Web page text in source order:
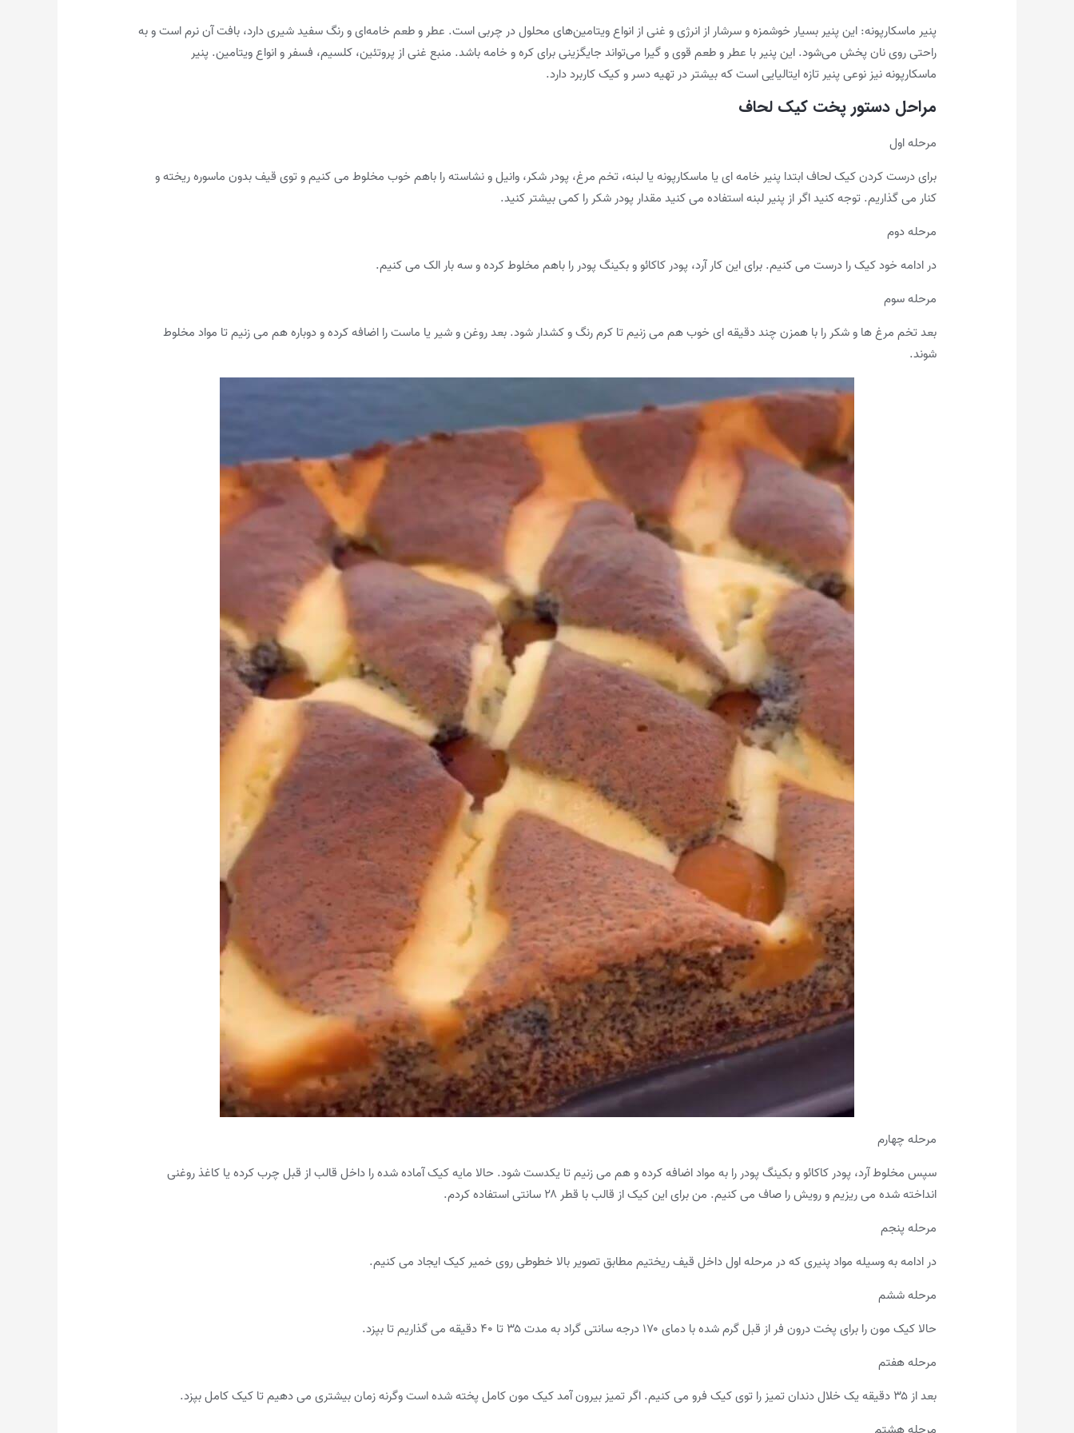
پنیر ماسکارپونه: این پنیر بسیار خوشمزه و سرشار از انرژی و غنی از انواع ویتامین‌های محلول در چربی است. عطر و طعم خامه‌ای و رنگ سفید شیری دارد، بافت آن نرم است و به
راحتی روی نان پخش می‌شود. ‌این پنیر با عطر و طعم قوی و گیرا می‌تواند جایگزینی برای کره و خامه باشد. منبع غنی از پروتئین، کلسیم، فسفر و انواع ویتامین. پنیر
ماسکارپونه نیز نوعی پنیر تازه ‌ایتالیایی است که بیشتر در تهیه دسر و کیک کاربرد دارد.
مراحل دستور پخت کیک لحاف
مرحله اول
برای درست کردن کیک لحاف ابتدا پنیر خامه ای یا ماسکارپونه یا لبنه، تخم مرغ، پودر شکر، وانیل و نشاسته را باهم خوب مخلوط می کنیم و توی قیف بدون ماسوره ریخته و
کنار می گذاریم. توجه کنید اگر از پنیر لبنه استفاده می کنید مقدار پودر شکر را کمی بیشتر کنید.
مرحله دوم
در ادامه خود کیک را درست می کنیم. برای این کار آرد، پودر کاکائو و بکینگ پودر را باهم مخلوط کرده و سه بار الک می کنیم.
مرحله سوم
بعد تخم مرغ ها و شکر را با همزن چند دقیقه ای خوب هم می زنیم تا کرم رنگ و کشدار شود. بعد روغن و شیر یا ماست را اضافه کرده و دوباره هم می زنیم تا مواد مخلوط
شوند.
مرحله چهارم
سپس مخلوط آرد، پودر کاکائو و بکینگ پودر را به مواد اضافه کرده و هم می زنیم تا یکدست شود. حالا مایه کیک آماده شده را داخل قالب از قبل چرب کرده یا کاغذ روغنی
انداخته شده می ریزیم و رویش را صاف می کنیم. من برای این کیک از قالب با قطر ۲۸ سانتی استفاده کردم.
مرحله پنجم
در ادامه به وسیله مواد پنیری که در مرحله اول داخل قیف ریختیم مطابق تصویر بالا خطوطی روی خمیر کیک ایجاد می کنیم.
مرحله ششم
حالا کیک مون را برای پخت درون فر از قبل گرم شده با دمای ۱۷۰ درجه سانتی گراد به مدت ۳۵ تا ۴۰ دقیقه می گذاریم تا بپزد.
مرحله هفتم
بعد از ۳۵ دقیقه یک خلال دندان تمیز را توی کیک فرو می کنیم. اگر تمیز بیرون آمد کیک مون کامل پخته شده است وگرنه زمان بیشتری می دهیم تا کیک کامل بپزد.